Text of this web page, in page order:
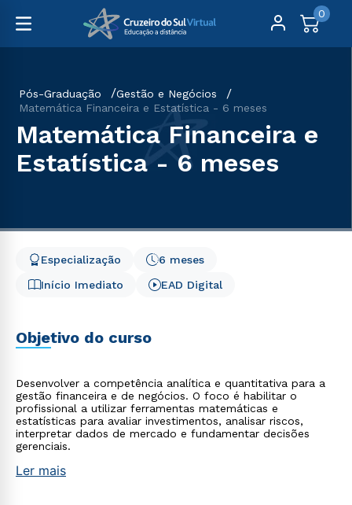
0
Pós-Graduação
Gestão e Negócios
Matemática Financeira e Estatística - 6 meses
Matemática Financeira e
Estatística - 6 meses
Início Imediato
6 meses
Especialização
EAD Digital
Objetivo do curso
Desenvolver a competência analítica e quantitativa para a
gestão financeira e de negócios. O foco é habilitar o
profissional a utilizar ferramentas matemáticas e
estatísticas para avaliar investimentos, analisar riscos,
interpretar dados de mercado e fundamentar decisões
gerenciais.
Ler mais